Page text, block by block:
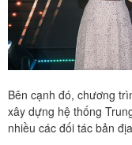
Bên cạnh đó, chương
xây dựng hệ thống
nhiều các đối tác bản